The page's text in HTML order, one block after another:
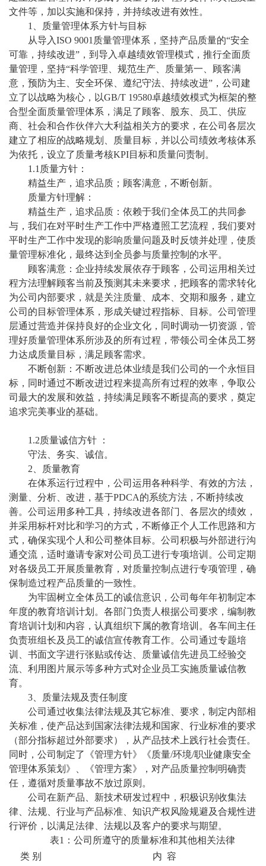
文件等，加以实施和保持，并持续改进有效性。
1、质量管理体系方针与目标
从导入ISO 9001质量管理体系，坚持产品质量的“安全
可靠，持续改进”，到导入卓越绩效管理模式，推行全面质
量管理，坚持“科学管理、规范生产、质量第一、顾客满
意，预防为主、安全环保、遵纪守法、持续改进”，公司建
立了以战略为核心，以GB/T 19580卓越绩效模式为框架的整
合型全面质量管理体系，满足了顾客、股东、员工、供应
商、社会和合作伙伴六大利益相关方的要求，在公司各层次
建立了相应的战略规划、质量目标，并以公司绩效考核体系
为依托，设立了质量考核KPI目标和质量问责制。
1.1质量方针：
精益生产，追求品质；顾客满意，不断创新。
质量方针理解：
精益生产，追求品质：依赖于我们全体员工的共同参
与，我们在对平时生产工作中严格遵照工艺流程，我们要对
平时生产工作中发现的影响质量问题及时反馈并处理，使质
量管理标准化，最终达到全员参与质量控制的水平。
顾客满意：企业持续发展依存于顾客，公司运用相关过
程方法理解顾客当前及预测其未来要求，把顾客的需求转化
为公司内部要求，就是关注质量、成本、交期和服务，建立
公司的目标管理体系，形成关键过程指标、目标。公司管理
层通过营造并保持良好的企业文化，同时调动一切资源，管
理好质量管理体系所涉及的所有过程，带领公司全体员工努
力达成质量目标，满足顾客需求。
不断创新：不断改进总体业绩是我们公司的一个永恒目
标，同时通过不断改进过程来提高所有过程的效率，争取公
司最大的发展和效益，持续满足顾客不断提高的要求，奠定
追求完美事业的基础。
1.2质量诚信方针
：
守法、务实、诚信。
2、质量教育
在体系运行过程中，公司运用各种科学、有效的方法，
测量、分析、改进，基于PDCA的系统方法，不断持续改
善。公司运用多种工具，持续改进各部门、各层次的绩效，
并采用标杆对比和学习的方式，不断修正个人工作思路和方
式，确保实现个人和公司整体目标。公司积极与外部进行沟
通交流，适时邀请专家对公司员工进行专项培训。公司定期
对各级员工开展质量教育，对质量控制点进行专项管理，确
保制造过程产品质量的一致性。
为牢固树立全体员工的诚信意识，公司每年年初制定本
年度的教育培训计划。各部门负责人根据公司要求，编制教
育培训计划和内容，认真组织下属的教育培训。各车间主任
负责班组长及员工的诚信宣传教育工作。公司通过专题培
训、书面文字进行张贴或传达、质量诚信先进员工经验交
流、利用图片展示等多种方式对企业员工实施质量诚信教
育。
3、质量法规及责任制度
公司通过收集法律法规及其它标准、要求，制定内部相
关标准，使产品达到国家法律法规和国家、行业标准的要求
（部分指标超过外部要求），从产品技术上践行社会责任。
同时，公司制定了《管理方针》《质量/环境/职业健康安全
管理体系策划》、《管理方案》，对产品质量控制明确责
任，遵循对质量事故不放过原则。
公司在新产品、新技术研发过程中，积极识别收集法
律、法规、行业与产品标准、知识产权风险规避及合规性进
行评价，以满足法律、法规以及客户的要求与期望。
表1：公司所遵守的质量标准和其他相关法律
类 别 内 容